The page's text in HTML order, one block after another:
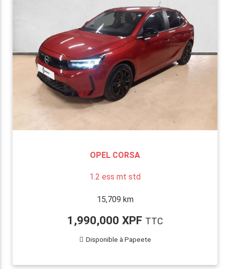
OPEL CORSA
1.2 ess mt std
15,709 km
1,990,000 XPF TTC
Disponible à Papeete